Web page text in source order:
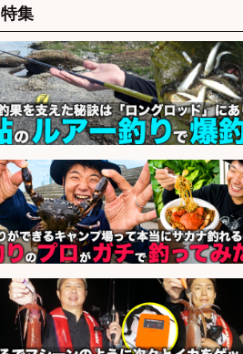
和食, 日本料理・懐石料理/店長・店
長候補/旬と手作りにこだわる!さか
なの価値を上げ、地域を元気に!店長
候補募集
会社名 博多 華吉 博多 華吉
sponsored by 求人ボックス
釣り具のかんたん軽作業/高収入/交
通費支給/制服貸与/正社員登用あり
会社名 株式会社REnista
和食, 日本料理・懐石料理/店長・店
長候補/ライブ感が満載!魚の価値を
特集